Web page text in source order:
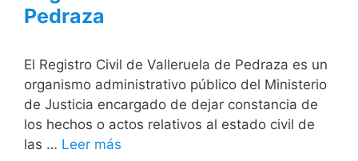
Pedraza
El Registro Civil de Valleruela de Pedraza es un
organismo administrativo público del Ministerio
de Justicia encargado de dejar constancia de
los hechos o actos relativos al estado civil de
las … Leer más